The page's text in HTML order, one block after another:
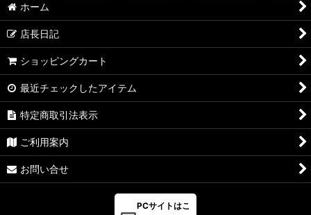
ホーム
店長日記
ショッピングカート
最近チェックしたアイテム
特定商取引法表示
ご利用案内
お問い合せ
PCサイトはこ